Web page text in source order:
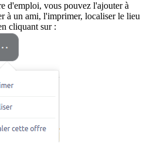
d'emploi, vous pouvez l'ajouter à
à un ami, l'imprimer, localiser le lieu
cliquant sur :